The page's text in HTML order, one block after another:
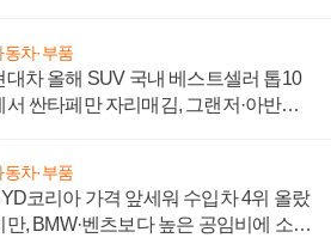
동차·부품
대차 올해 SUV 국내 베스트셀러 톱10
서 싼타페만 자리매김, 그랜저·아반떼
동차·부품
코리아 가격 앞세워 수입차 4위 올랐
만, BMW·벤츠보다 높은 공임비에 소비